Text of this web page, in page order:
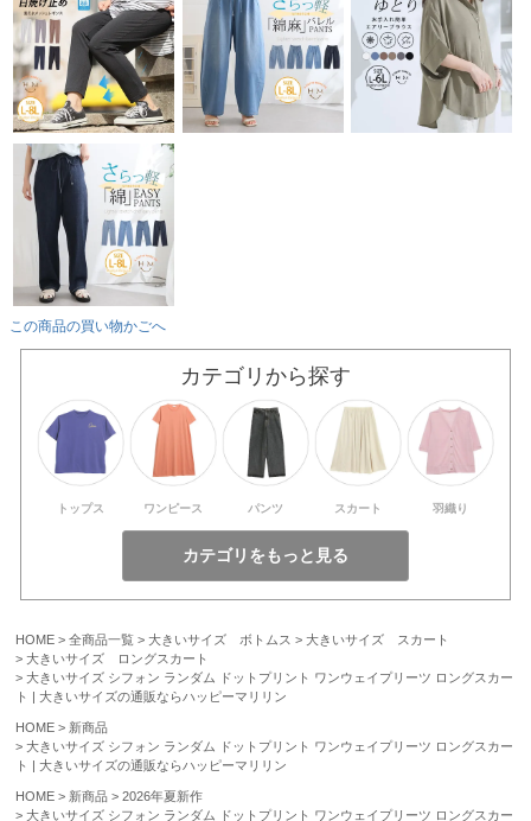
この商品の買い物かごへ
カテゴリから探す
トップス ワンピース パンツ スカート 羽織り
HOME 全商品一覧 大きいサイズ ボトムス
大きいサイズ スカート
大きいサイズ ロングスカート
大きいサイズ シフォン ランダム ドットプリント ワンウェイプリーツ ロングスカー
ト | 大きいサイズの通販ならハッピーマリリン
HOME
新商品
大きいサイズ シフォン ランダム ドットプリント ワンウェイプリーツ ロングスカー
ト | 大きいサイズの通販ならハッピーマリリン
HOME 新商品
2026年夏新作
大きいサイズ シフォン ランダム ドットプリント ワンウェイプリーツ ロングスカー